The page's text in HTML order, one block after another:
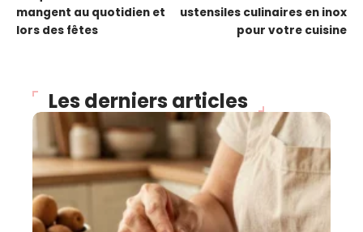
mangent au quotidien et
lors des fêtes
ustensiles culinaires en inox
pour votre cuisine
Les derniers articles